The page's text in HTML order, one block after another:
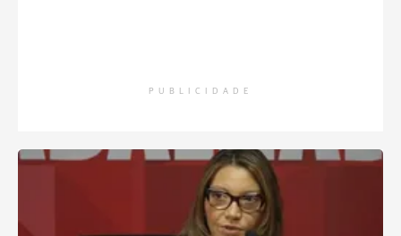
PUBLICIDADE